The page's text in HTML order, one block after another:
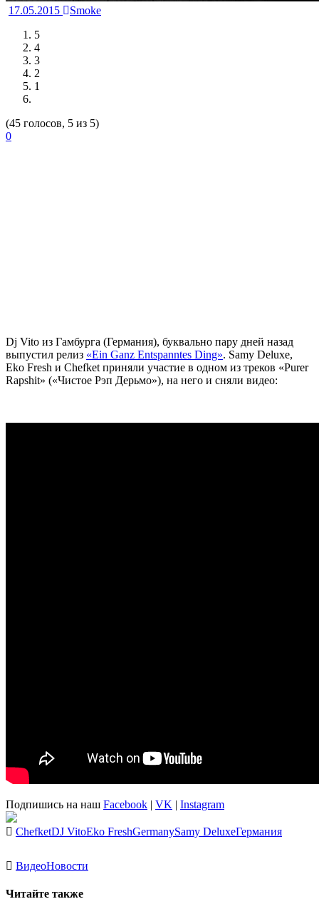
17.05.2015
Smoke
5
4
3
2
1
(45 голосов, 5 из 5)
0
Dj Vito из Гамбурга (Германия), буквально пару дней назад
выпустил релиз «Ein Ganz Entspanntes Ding». Samy Deluxe,
Eko Fresh и Chefket приняли участие в одном из треков «Purer
Rapshit» («Чистое Рэп Дерьмо»), на него и сняли видео:
Подпишись на наш Facebook | VK | Instagram
ChefketDJ VitoEko FreshGermanySamy DeluxeГермания
ВидеоНовости
Читайте также